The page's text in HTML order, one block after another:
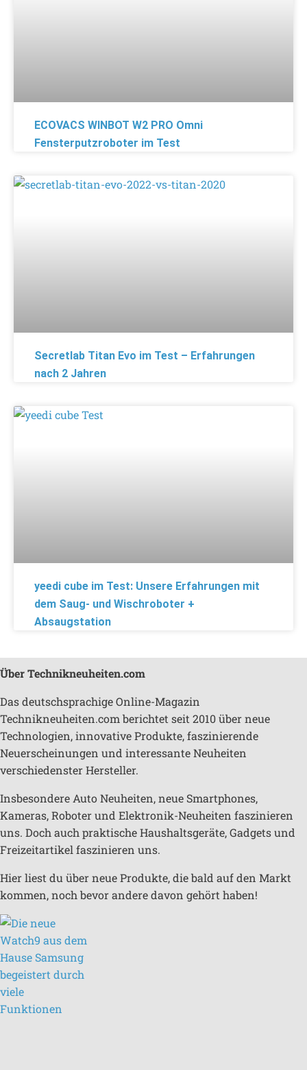
ECOVACS WINBOT W2 PRO Omni
Fensterputzroboter im Test
Secretlab Titan Evo im Test – Erfahrungen
nach 2 Jahren
yeedi cube im Test: Unsere Erfahrungen mit
dem Saug- und Wischroboter +
Absaugstation
Über Technikneuheiten.com
Das deutschsprachige Online-Magazin
Technikneuheiten.com berichtet seit 2010 über neue
Technologien, innovative Produkte, faszinierende
Neuerscheinungen und interessante Neuheiten
verschiedenster Hersteller.
Insbesondere Auto Neuheiten, neue Smartphones,
Kameras, Roboter und Elektronik-Neuheiten faszinieren
uns. Doch auch praktische Haushaltsgeräte, Gadgets und
Freizeitartikel faszinieren uns.
Hier liest du über neue Produkte, die bald auf den Markt
kommen, noch bevor andere davon gehört haben!